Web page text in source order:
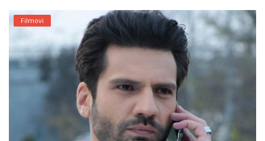
Filmovi